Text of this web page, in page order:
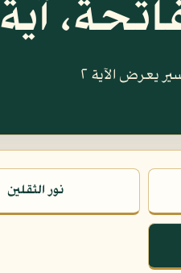
آية ٢
يعرض الآية ٢
نور الثقلين